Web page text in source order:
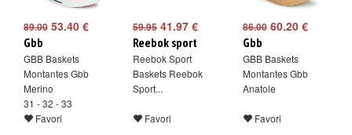
89.00 53.40 €
Gbb
GBB Baskets
Montantes Gbb
Merino
31 - 32 - 33
Favori
59.9541.97 €
Reebok sport
Reebok Sport
Baskets Reebok
Sport...
Favori
86.0060.20 €
Gbb
GBB Baskets
Montantes Gbb
Anatole
Favori